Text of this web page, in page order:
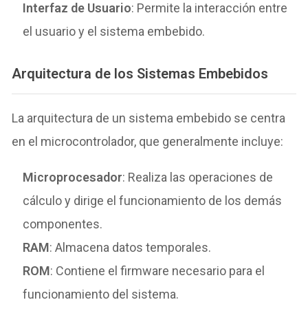
Interfaz de Usuario: Permite la interacción entre
el usuario y el sistema embebido.
Arquitectura de los Sistemas Embebidos
La arquitectura de un sistema embebido se centra
en el microcontrolador, que generalmente incluye:
Microprocesador: Realiza las operaciones de
cálculo y dirige el funcionamiento de los demás
componentes.
RAM: Almacena datos temporales.
ROM: Contiene el firmware necesario para el
funcionamiento del sistema.